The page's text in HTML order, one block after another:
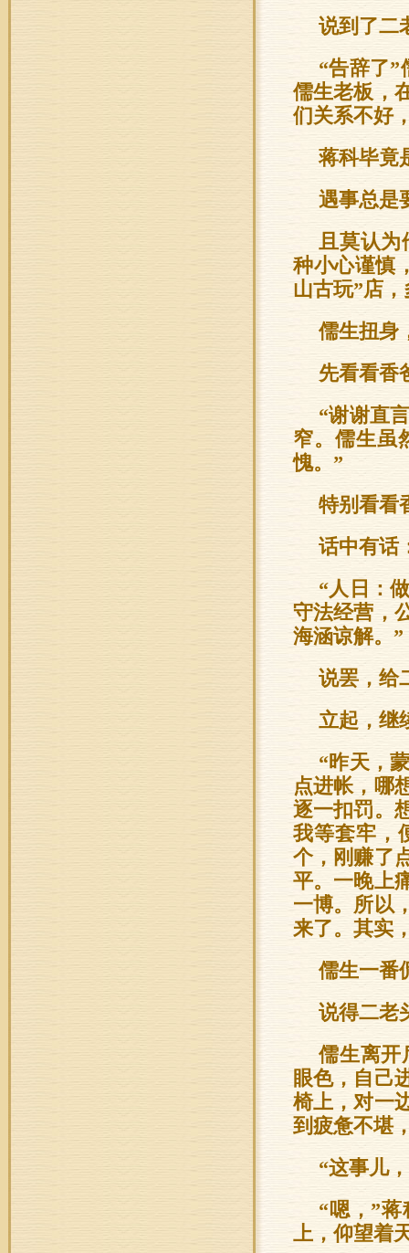
说到了二
“告辞了”
儒生老板，
们关系不好
蒋科毕竟
遇事总是
且莫认为
种小心谨慎
山古玩”店
儒生扭身
先看看香
“谢谢直
窄。儒生虽
愧。”
特别看看
话中有话
“人日：
守法经营，
海涵谅解。”
说罢，给
立起，继
“昨天，
点进帐，哪
逐一扣罚。
我等套牢，
个，刚赚了
平。一晚上
一博。所以
来了。其实
儒生一番
说得二老
儒生离开
眼色，自己
椅上，对一
到疲惫不堪
“这事儿
“嗯，”
上，仰望着